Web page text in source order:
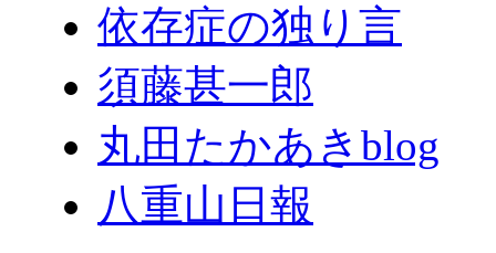
依存症の独り言
須藤甚一郎
丸田たかあきblog
八重山日報